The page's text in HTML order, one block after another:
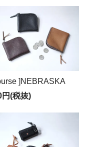
]NEBRASKA
円(税抜)